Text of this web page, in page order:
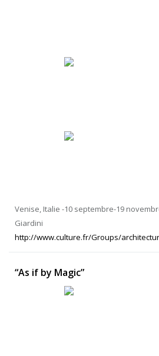
Venise, Italie -10 septembre-19
Giardini
http://www.culture.fr/Groups/
“As if by Magic”